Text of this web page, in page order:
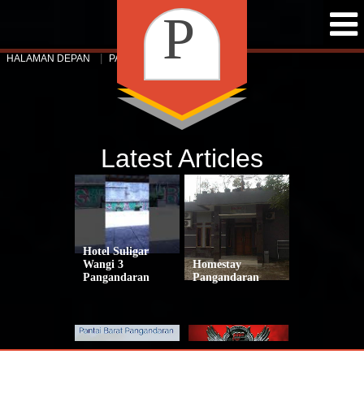
P
a
n
t
a
i
Latest Articles
Hotel Suligar
Wangi 3
Pangandaran
Homestay
Pangandaran
HALAMAN DEPAN PAKET WISATA